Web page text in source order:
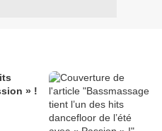
» !